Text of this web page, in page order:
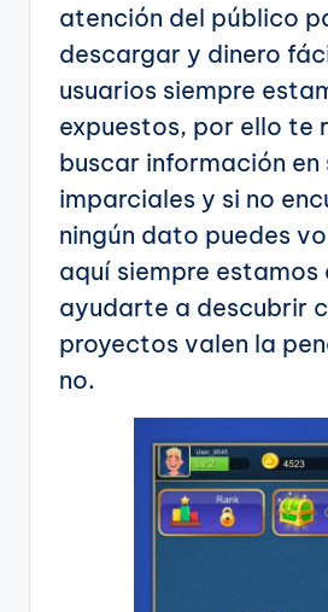
atención del público
descargar y dinero
usuarios siempre
expuestos, por ello te
buscar información en
imparciales y si no
ningún dato puedes
aquí siempre
ayudarte a descubrir
proyectos valen la
no.